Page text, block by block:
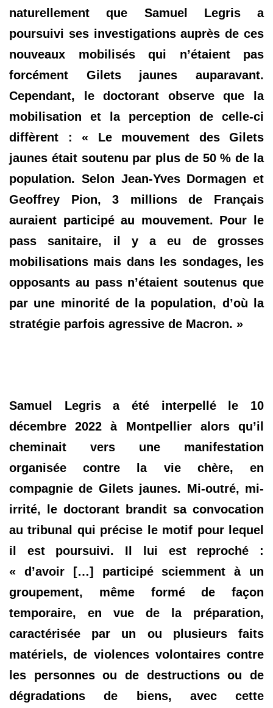
naturellement que Samuel Legris a
poursuivi ses investigations auprès de ces
nouveaux mobilisés qui n’étaient pas
forcément Gilets jaunes auparavant.
Cependant, le doctorant observe que la
mobilisation et la perception de celle-ci
diffèrent : « Le mouvement des Gilets
jaunes était soutenu par plus de 50 % de la
population. Selon Jean-Yves Dormagen et
Geoffrey Pion, 3 millions de Français
auraient participé au mouvement. Pour le
pass sanitaire, il y a eu de grosses
mobilisations mais dans les sondages, les
opposants au pass n’étaient soutenus que
par une minorité de la population, d’où la
stratégie parfois agressive de Macron. »
Samuel Legris a été interpellé le 10
décembre 2022 à Montpellier alors qu’il
cheminait vers une manifestation
organisée contre la vie chère, en
compagnie de Gilets jaunes. Mi-outré, mi-
irrité, le doctorant brandit sa convocation
au tribunal qui précise le motif pour lequel
il est poursuivi. Il lui est reproché :
« d’avoir […] participé sciemment à un
groupement, même formé de façon
temporaire, en vue de la préparation,
caractérisée par un ou plusieurs faits
matériels, de violences volontaires contre
les personnes ou de destructions ou de
dégradations de biens, avec cette